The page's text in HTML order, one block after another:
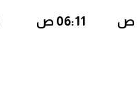
06:11 ص